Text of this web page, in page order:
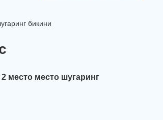
бикини
место место шугаринг